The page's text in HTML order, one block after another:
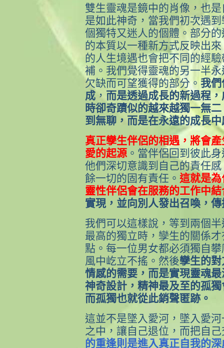
雙生靈魂是鏡中的肖像，也
是如此神奇，當我們初次遇
個獨特又迷人的個體。部分
的本質以一種新方式反映出
的人生境遇也會把不同的經
補。我們覺得靈魂的另一半
欠缺而可望獲得的部分。 我
成 ， 而是透過成長的新過程
時卻奇蹟似的越來越獨一無
到無聊，而是在永遠的成長
真正孿生伴侶的相遇，將會
愛的起源 。當伴侶回到彼此
他們深切意識到自己的責任
餘一切的固有責任。 這就是
靈性伴侶會在服務的工作中
實現，並向別人發出召喚，
我們可以這樣說，等到兩個
最高的獨立時，孿生的關係
點。每一位男女都必須獨自
風中屹立不搖。然後孿生的
情感的需要，而是實現靈魂
神奇設計，精神最及至的孤
而孤獨也就從此銷聲匿跡。
這並不是墜入愛河，墜入愛
之中，讓自己退位，而把自
的重逢則是進入真正自我的